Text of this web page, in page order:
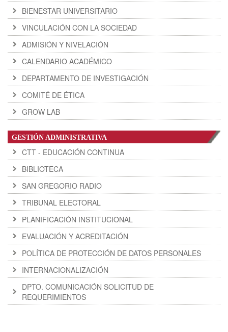
BIENESTAR UNIVERSITARIO
VINCULACIÓN CON LA SOCIEDAD
ADMISIÓN Y NIVELACIÓN
CALENDARIO ACADÉMICO
DEPARTAMENTO DE INVESTIGACIÓN
COMITÉ DE ÉTICA
GROW LAB
GESTIÓN ADMINISTRATIVA
CTT - EDUCACIÓN CONTINUA
BIBLIOTECA
SAN GREGORIO RADIO
TRIBUNAL ELECTORAL
PLANIFICACIÓN INSTITUCIONAL
EVALUACIÓN Y ACREDITACIÓN
POLÍTICA DE PROTECCIÓN DE DATOS PERSONALES
INTERNACIONALIZACIÓN
DPTO. COMUNICACIÓN SOLICITUD DE
REQUERIMIENTOS